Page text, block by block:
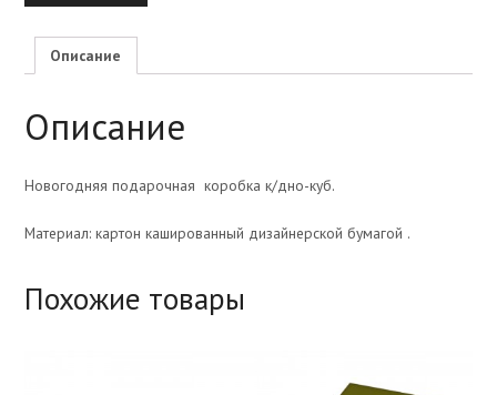
Описание
Описание
Новогодняя подарочная коробка к/дно-куб.
Материал: картон кашированный дизайнерской бумагой .
Похожие товары